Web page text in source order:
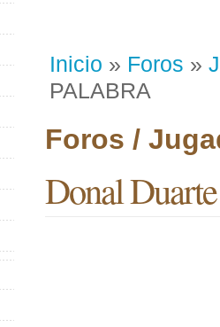
Inicio » Foros »
PALABRA
Foros /
Donal